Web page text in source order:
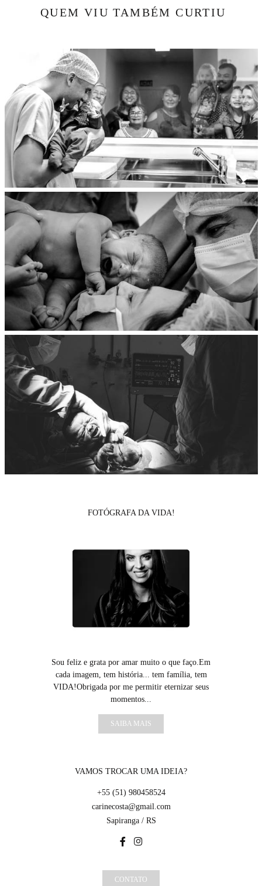
QUEM VIU TAMBÉM CURTIU
FOTÓGRAFA DA VIDA!
Sou feliz e grata por amar muito o que faço.Em
cada imagem, tem história... tem família, tem
VIDA!Obrigada por me permitir eternizar seus
momentos...
SAIBA MAIS
VAMOS TROCAR UMA IDEIA?
+55 (51) 980458524
carinecosta@gmail.com
Sapiranga / RS
CONTATO